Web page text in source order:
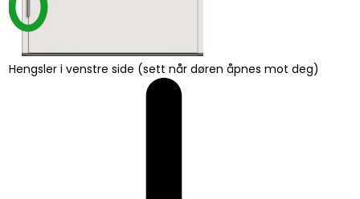
Hengsler i venstre side (sett når døren åpnes mot deg)